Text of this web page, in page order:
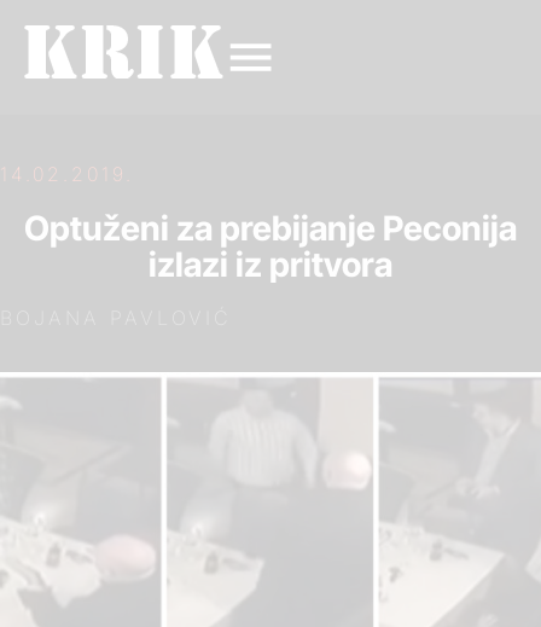
14.02.2019.
Optuženi za prebijanje Peconija
izlazi iz pritvora